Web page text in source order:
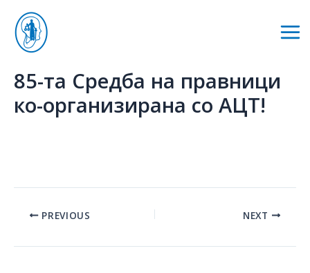
content
85-та Средба на правници
ко-организирана со АЦТ!
PostPREVIOUS NEXT